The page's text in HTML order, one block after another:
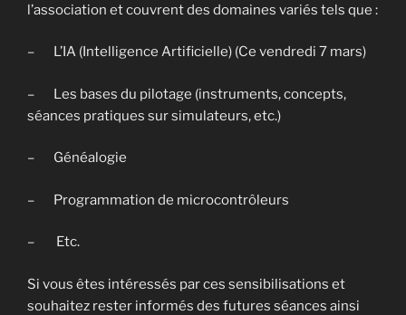
l’association et couvrent des domaines variés tels que :
– L’IA (Intelligence Artificielle) (Ce vendredi 7 mars)
– Les bases du pilotage (instruments, concepts,
séances pratiques sur simulateurs, etc.)
– Généalogie
– Programmation de microcontrôleurs
– Etc.
Si vous êtes intéressés par ces sensibilisations et
souhaitez rester informés des futures séances ainsi